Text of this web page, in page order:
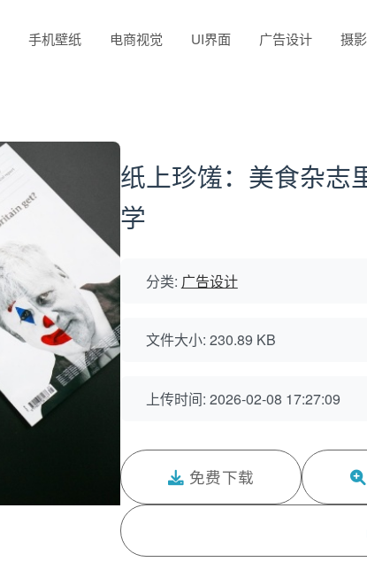
手机壁纸 电商视觉 UI界面 广告设计 摄
纸上珍馐：美食杂志
学
分类: 广告设计
文件大小: 230.89 KB
上传时间: 2026-02-08 17:27:09
免费下载